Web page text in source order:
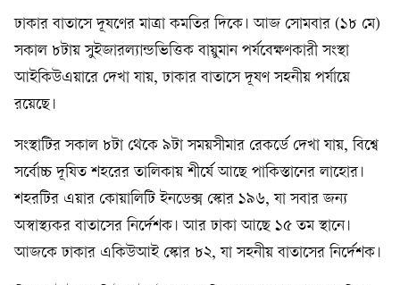
ঢাকার বাতাসে দূষণের মাত্রা কমতির দিকে। আজ সোমবার (১৮ মে)
সকাল ৮টায় সুইজারল্যান্ডভিত্তিক বায়ুমান পর্যবেক্ষণকারী সংস্থা
আইকিউএয়ারে দেখা যায়, ঢাকার বাতাসে দূষণ সহনীয় পর্যায়ে
রয়েছে।
সংস্থাটির সকাল ৮টা থেকে ৯টা সময়সীমার রেকর্ডে দেখা যায়, বিশ্বে
সর্বোচ্চ দূষিত শহরের তালিকায় শীর্ষে আছে পাকিস্তানের লাহোর।
শহরটির এয়ার কোয়ালিটি ইনডেক্স স্কোর ১৯৬, যা সবার জন্য
অস্বাস্থ্যকর বাতাসের নির্দেশক। আর ঢাকা আছে ১৫ তম স্থানে।
আজকে ঢাকার একিউআই স্কোর ৮২, যা সহনীয় বাতাসের নির্দেশক।